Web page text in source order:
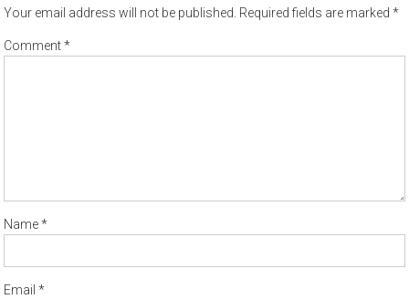
Your email address will not be published. Required fields are marked*
Comment*
Name*
Email*